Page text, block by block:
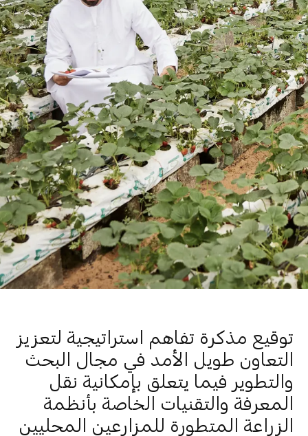
توقيع مذكرة تفاهم استراتيجية لتعزيز
التعاون طويل الأمد في مجال البحث
والتطوير فيما يتعلق بإمكانية نقل
المعرفة والتقنيات الخاصة بأنظمة
الزراعة المتطورة للمزارعين المحليين